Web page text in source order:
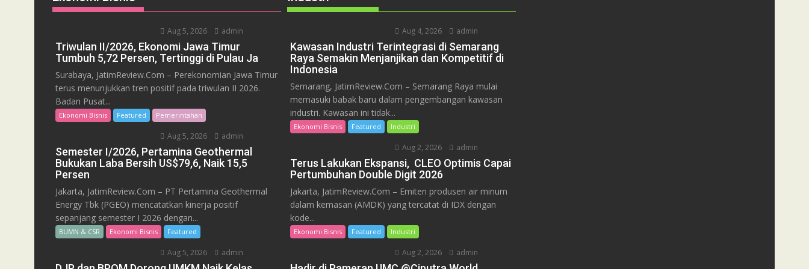
Aug 5, 2026 admin
Triwulan II/2026, Ekonomi Jawa Timur
Tumbuh 5,72 Persen, Tertinggi di Pulau Ja
Surabaya, JatimReview.Com – Perekonomian Jawa Timur
terus menunjukkan tren positif pada triwulan II 2026.
Badan Pusat...
Ekonomi Bisnis Featured Pemerintahan
Aug 5, 2026 admin
Semester I/2026, Pertamina Geothermal
Bukukan Laba Bersih US$79,6, Naik 15,5
Persen
Jakarta, JatimReview.Com – PT Pertamina Geothermal
Energy Tbk (PGEO) mencatatkan kinerja positif
sepanjang semester I 2026 dengan...
BUMN & CSR Ekonomi Bisnis Featured
Aug 5, 2026 admin
Aug 4, 2026 admin
Kawasan Industri Terintegrasi di Semarang
Raya Semakin Menjanjikan dan Kompetitif di
Indonesia
Semarang, JatimReview.Com – Semarang Raya mulai
memasuki babak baru dalam pengembangan kawasan
industri. Kawasan ini tidak...
Ekonomi Bisnis Featured Industri
Aug 2, 2026 admin
Terus Lakukan Ekspansi, CLEO Optimis Capai
Pertumbuhan Double Digit 2026
Jakarta, JatimReview.Com – Emiten produsen air minum
dalam kemasan (AMDK) yang tercatat di IDX dengan
kode...
Ekonomi Bisnis Featured Industri
Aug 2, 2026 admin